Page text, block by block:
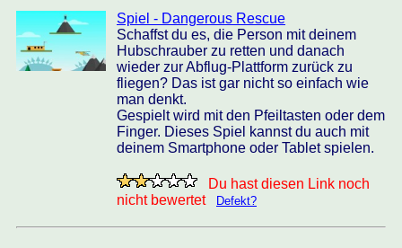
Spiel - Dangerous Rescue
Schaffst du es, die Person mit deinem
Hubschrauber zu retten und danach
wieder zur Abflug-Plattform zurück zu
fliegen? Das ist gar nicht so einfach wie
man denkt.
Gespielt wird mit den Pfeiltasten oder dem
Finger. Dieses Spiel kannst du auch mit
deinem Smartphone oder Tablet spielen.
Du hast diesen Link noch
nicht bewertet
Defekt?